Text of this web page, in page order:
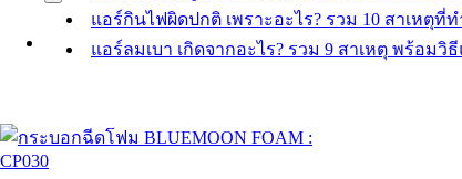
แอร์กินไฟผิดปกติ เพราะอะไร? รวม 10 สาเหตุที่
แอร์ลมเบา เกิดจากอะไร? รวม 9 สาเหตุ พร้อมวิธี